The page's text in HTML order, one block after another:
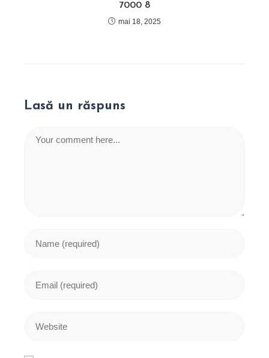
7000 8
mai 18, 2025
Lasă un răspuns
your
username
your
your